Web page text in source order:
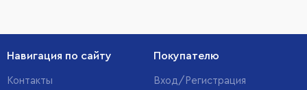
Навигация по сайту
Контакты
Покупателю
Вход/Регистрация